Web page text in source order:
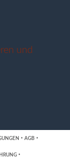
und
· AGB ·
·